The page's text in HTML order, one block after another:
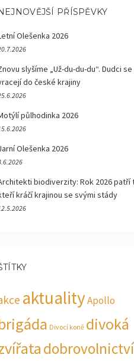
PŘÍSPĚVKY
Olešenka 2026
slyšíme „Už-du-du-du“. Dudci se
do české krajiny
půlhodinka 2026
Olešenka 2026
biodiverzity: Rok 2026 patří
kráčí krajinou se svými stády
aktualityApollo
Divocí koně divoká
dobrovolnictví